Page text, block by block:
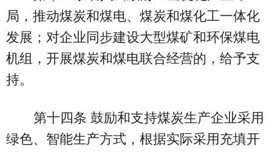
局，推动煤炭和煤电、煤炭和煤化工一体化
发展；对企业同步建设大型煤矿和环保煤电
机组，开展煤炭和煤电联合经营的，给予支
持。
第十四条 鼓励和支持煤炭生产企业采用
绿色、智能生产方式，根据实际采用充填开